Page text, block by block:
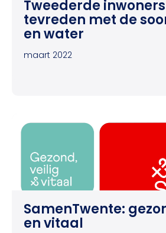
Tweederde
tevreden met de
en water
maart 2022
SamenTwente:
en vitaal